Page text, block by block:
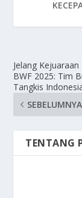
Jelang Kejuaraan
BWF 2025: Tim
Tangkis
SEBELUMNYA
TENTANG